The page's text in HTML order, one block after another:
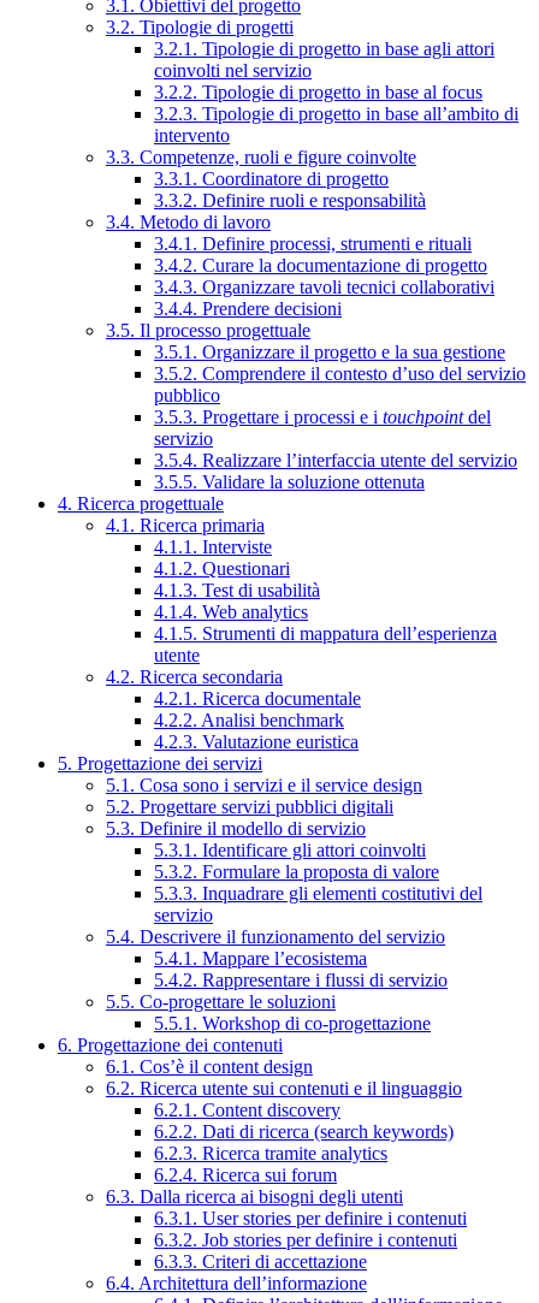
3.1. Obiettivi del progetto
3.2. Tipologie di progetti
3.2.1. Tipologie di progetto in base agli attori
coinvolti nel servizio
3.2.2. Tipologie di progetto in base al focus
3.2.3. Tipologie di progetto in base all’ambito di
intervento
3.3. Competenze, ruoli e figure coinvolte
3.3.1. Coordinatore di progetto
3.3.2. Definire ruoli e responsabilità
3.4. Metodo di lavoro
3.4.1. Definire processi, strumenti e rituali
3.4.2. Curare la documentazione di progetto
3.4.3. Organizzare tavoli tecnici collaborativi
3.4.4. Prendere decisioni
3.5. Il processo progettuale
3.5.1. Organizzare il progetto e la sua gestione
3.5.2. Comprendere il contesto d’uso del servizio
pubblico
3.5.3. Progettare i processi e i touchpointdel
servizio
3.5.4. Realizzare l’interfaccia utente del servizio
3.5.5. Validare la soluzione ottenuta
4. Ricerca progettuale
4.1. Ricerca primaria
4.1.1. Interviste
4.1.2. Questionari
4.1.3. Test di usabilità
4.1.4. Web analytics
4.1.5. Strumenti di mappatura dell’esperienza
utente
4.2. Ricerca secondaria
4.2.1. Ricerca documentale
4.2.2. Analisi benchmark
4.2.3. Valutazione euristica
5. Progettazione dei servizi
5.1. Cosa sono i servizi e il service design
5.2. Progettare servizi pubblici digitali
5.3. Definire il modello di servizio
5.3.1. Identificare gli attori coinvolti
5.3.2. Formulare la proposta di valore
5.3.3. Inquadrare gli elementi costitutivi del
servizio
5.4. Descrivere il funzionamento del servizio
5.4.1. Mappare l’ecosistema
5.4.2. Rappresentare i flussi di servizio
5.5. Co-progettare le soluzioni
5.5.1. Workshop di co-progettazione
6. Progettazione dei contenuti
6.1. Cos’è il content design
6.2. Ricerca utente sui contenuti e il linguaggio
6.2.1. Content discovery
6.2.2. Dati di ricerca (search keywords)
6.2.3. Ricerca tramite analytics
6.2.4. Ricerca sui forum
6.3. Dalla ricerca ai bisogni degli utenti
6.3.1. User stories per definire i contenuti
6.3.2. Job stories per definire i contenuti
6.3.3. Criteri di accettazione
6.4. Architettura dell’informazione